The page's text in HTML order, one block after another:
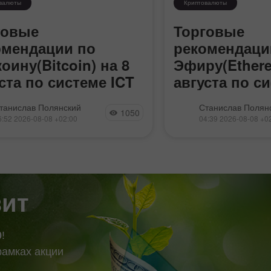
по
на 8
по системе ICT
сумел восстановиться за 5
на 8000$ и продолжает
Полянский
2026-08-08 +02:00 1050
Криптовалюты
Торговые
августа по
Эфир продолжает
восходящей
изменился. На 4-
сформировался
Станислав
04:39 2026-08-08
!
акции